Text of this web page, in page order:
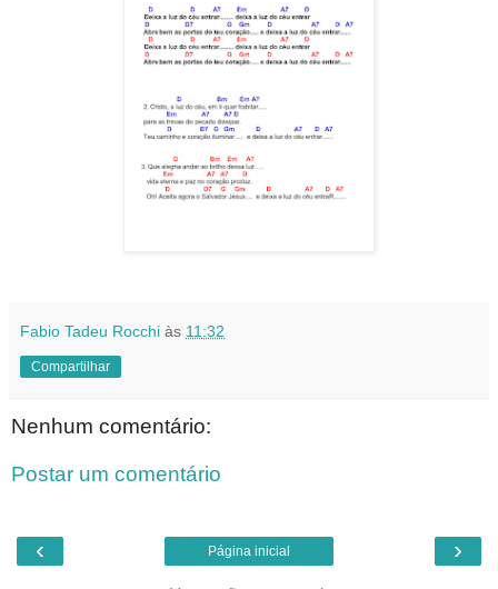
Fabio Tadeu Rocchi às 11:32
Compartilhar
Nenhum comentário:
Postar um comentário
‹ ›
Página inicial